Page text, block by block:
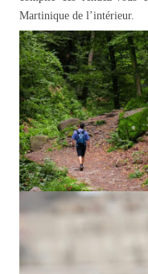
Martinique de l’intérieur.